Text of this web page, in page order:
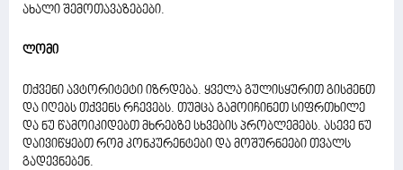
ახალი შემოთავაზებები.
ლომი
თქვენი ავტორიტეტი იზრდება. ყველა გულისყურით გისმენთ
და იღებს თქვენს რჩევებს. თუმცა გამოიჩინეთ სიფრთხილე
და ნუ წამოიკიდებთ მხრებზე სხვების პრობლემებს. ასევე ნუ
დაივიწყებთ რომ კონკურენტები და მოშურნეები თვალს
გადევნებენ.